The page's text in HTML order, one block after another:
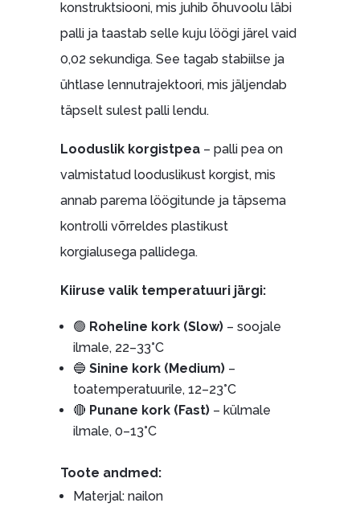
konstruktsiooni, mis juhib õhuvoolu läbi
palli ja taastab selle kuju löögi järel vaid
0,02 sekundiga. See tagab stabiilse ja
ühtlase lennutrajektoori, mis jäljendab
täpselt sulest palli lendu.
Looduslik korgistpea– palli pea on
valmistatud looduslikust korgist, mis
annab parema löögitunde ja täpsema
kontrolli võrreldes plastikust
korgialusega pallidega.
Kiiruse valik temperatuuri järgi:
🟢 Roheline kork (Slow)– soojale
ilmale, 22–33°C
🔵 Sinine kork (Medium)–
toatemperatuurile, 12–23°C
🔴 Punane kork (Fast)– külmale
ilmale, 0–13°C
Toote andmed:
Materjal: nailon